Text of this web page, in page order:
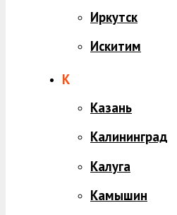
Иркутск
Искитим
К
Казань
Калининград
Калуга
Камышин